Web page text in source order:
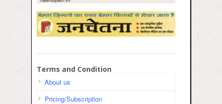
Terms and Condition
About us
Pricing/Subscription